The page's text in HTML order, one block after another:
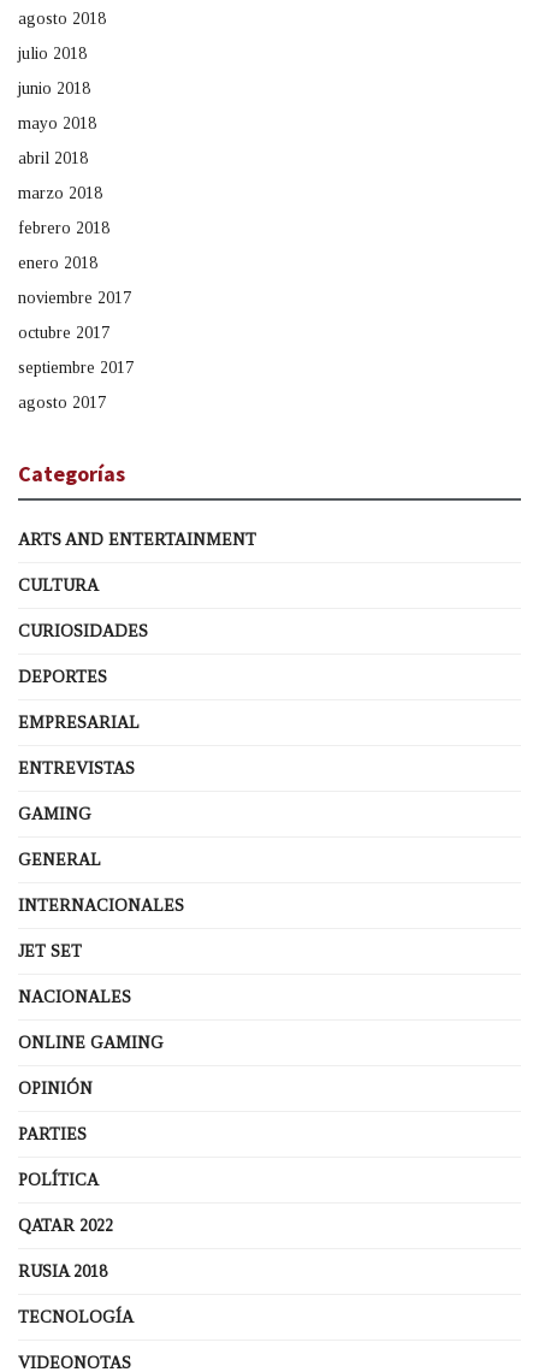
agosto 2018
julio 2018
junio 2018
mayo 2018
abril 2018
marzo 2018
febrero 2018
enero 2018
noviembre 2017
octubre 2017
septiembre 2017
agosto 2017
Categorías
ARTS AND ENTERTAINMENT
CULTURA
CURIOSIDADES
DEPORTES
EMPRESARIAL
ENTREVISTAS
GAMING
GENERAL
INTERNACIONALES
JET SET
NACIONALES
ONLINE GAMING
OPINIÓN
PARTIES
POLÍTICA
QATAR 2022
RUSIA 2018
TECNOLOGÍA
VIDEONOTAS